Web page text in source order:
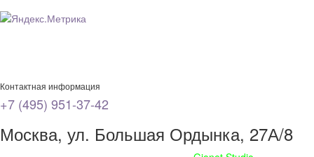
Контактная информация
+7 (495) 951-37-42
Москва, ул. Большая Ордынка, 27А/8